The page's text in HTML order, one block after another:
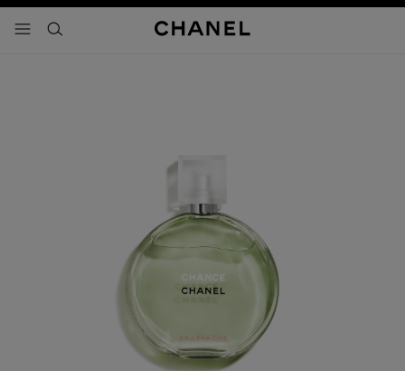
- navegación principal
buscar